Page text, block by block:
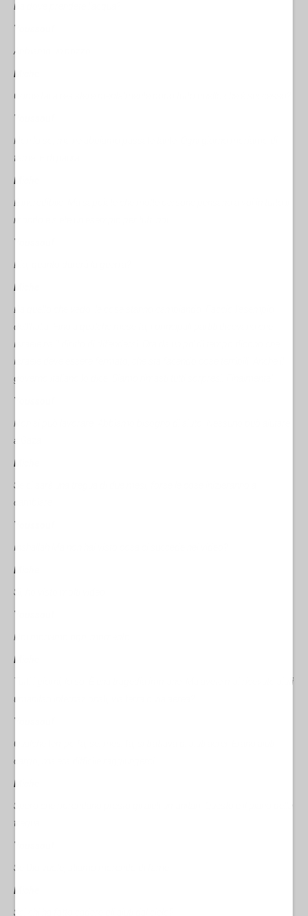
Da dove prendete l'acqua?
Youssouf
Abbiamo un pozzo.
Miche
Come fai a resistere mentalmente dopo tutto quello che è successo?
Youssouf
Non lo so, ma ne abbiamo passate tante. Ogni giorno moriamo di
fame. E di paura
Miche
È incredibile. Ma sappiate che molte persone pensano a voi in tutto il
mondo e siete un esempio per tutti noi.
Youssouf
Dio, quanto durerà la guerra?
Miche
Da quello che vedo, le cose stanno cambiando. Faccio l'esempio
dell'Italia. Fino a qualche mese fa, i principali partiti dicevano che
Israele ha il diritto di difendersi. Ora da un po' di tempo dicono che
Israele deve essere fermato, che sta facendo cose terribili. Anche il
governo italiano lo dice. Siamo rimasti tutti sorpresi: Finalmente!
Youssouf
Non si può lavorare. Abbiamo bisogno di aiuto. Nessuno può aiutare
a Gaza.
Miche
Se ci sarà una tregua di due mesi, forse le cose inizieranno a
cambiare.
Youssouf
Inshallah Ma non hai visto cosa ci succede nei video?
Miche
Sì, ho visto molti video.
Youssouf
Noi moriamo ogni momento.
Miche
Tutti i giorni, lo so. È una tragedia immane. Ma avete mai ricevuto aiuti
umanitari internazionali, via terra o via aerea?
Youssouf
Qualche tempo fa, sei mesi fa, si trattava di aiuti aerei. Erano aiuti
cargo, ma era difficile raggiungerci.
Miche
Spero che riprendano presto gli aiuti umanitari. Questo è il piano della
tregua.
Youssouf
Se Dio vuole, stiamo morendo di fame.
Miche
Sai chi ha fatto cadere gli aiuti dal cielo?